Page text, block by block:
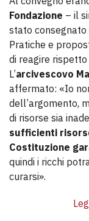
Fondazione – il
stato
Pratiche e
di reagire
L’arcivescovo
affermato: «Io
dell’argomento,
di risorse sia
sufficienti
Costituzione
quindi i ricchi
curarsi».